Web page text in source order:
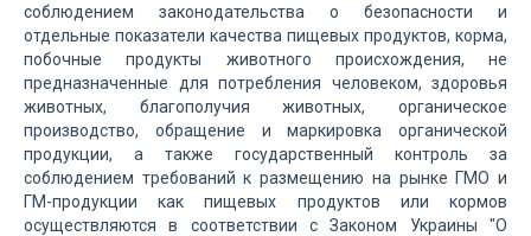
соблюдением законодательства о безопасности и
отдельные показатели качества пищевых продуктов, корма,
побочные продукты животного происхождения, не
предназначенные для потребления человеком, здоровья
животных, благополучия животных, органическое
производство, обращение и маркировка органической
продукции, а также государственный контроль за
соблюдением требований к размещению на рынке ГМО и
ГМ-продукции как пищевых продуктов или кормов
осуществляются в соответствии с Законом Украины "О